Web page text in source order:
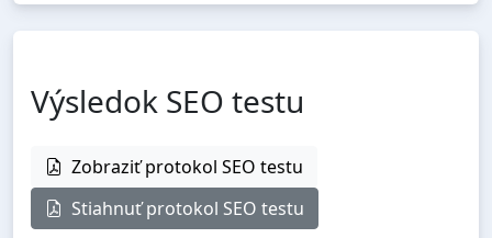
Výsledok SEO testu
Zobraziť protokol SEO testu
Stiahnuť protokol SEO testu